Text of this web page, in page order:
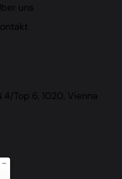
uns
Top 6, 1020, Vienna